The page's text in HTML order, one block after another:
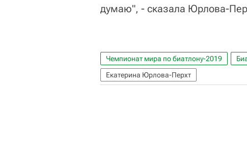
думаю", - сказала Юрлова-
Чемпионат мира по биатлону-2019
Екатерина Юрлова-Перхт